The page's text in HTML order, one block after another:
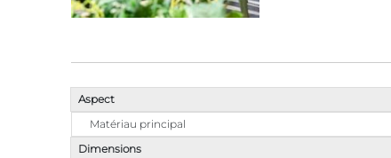
Aspect
Matériau principal
Dimensions